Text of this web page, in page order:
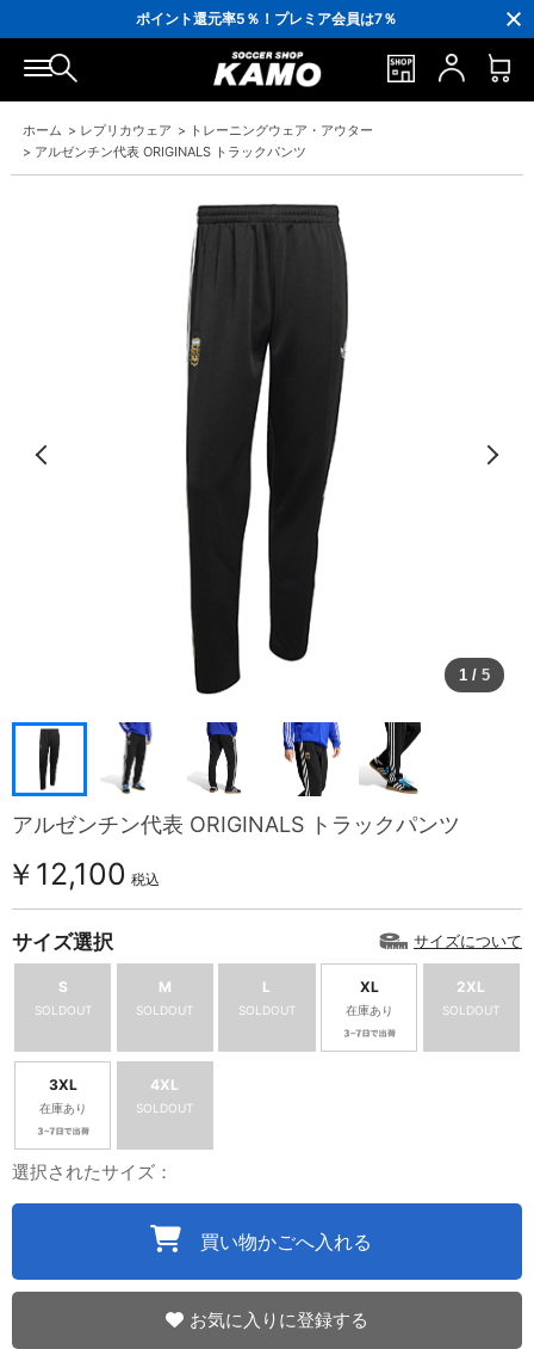
ポイント還元率5％！プレミア会員は7％
会員の方にはお誕生月に「10％OFFクーポン」プレゼント！
16,000円(税込)以上でシューズケースプレゼント！
3,300円(税込)以上で送料無料！
ホーム > レプリカウェア > トレーニングウェア・アウター
> アルゼンチン代表 ORIGINALS トラックパンツ
1 / 5
アルゼンチン代表 ORIGINALS トラックパンツ
￥12,100 税込
サイズ選択 サイズについて
S
SOLDOUT
M
SOLDOUT
L
SOLDOUT
XL
在庫あり
2XL
SOLDOUT
3XL
在庫あり
4XL
SOLDOUT
選択されたサイズ：
買い物かごへ入れる
お気に入りに登録する